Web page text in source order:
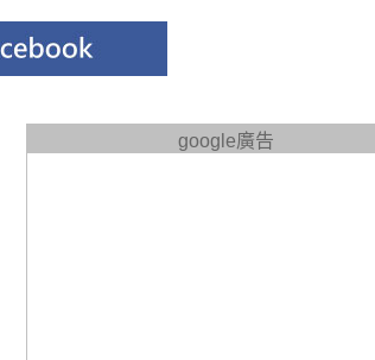
google廣告